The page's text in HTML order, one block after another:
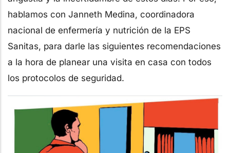
hablamos con Janneth Medina, coordinadora
nacional de enfermería y nutrición de la EPS
Sanitas, para darle las siguientes recomendaciones
a la hora de planear una visita en casa con todos
los protocolos de seguridad.